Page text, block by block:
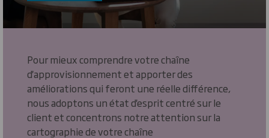
Pour mieux comprendre votre chaîne
d'approvisionnement et apporter des
améliorations qui feront une réelle différence,
nous adoptons un état d'esprit centré sur le
client et concentrons notre attention sur la
cartographie de votre chaîne